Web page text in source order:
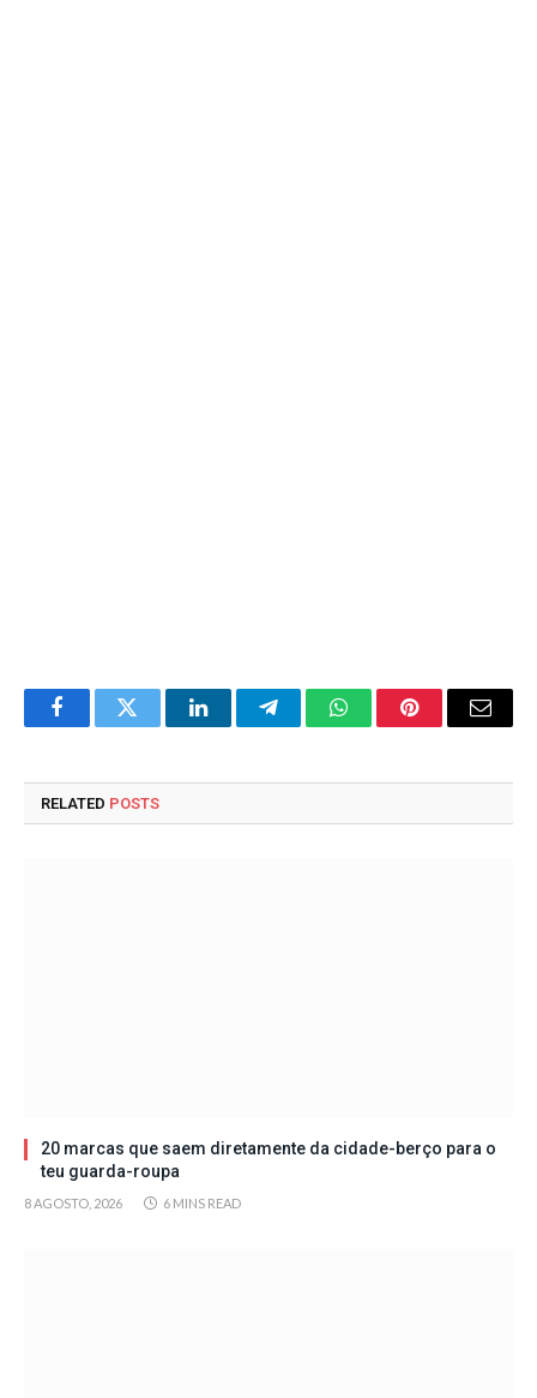
FacebookTwitter LinkedInTelegramWhatsAppPinterestEmail
RELATED POSTS
20 marcas que saem diretamente da cidade-berço para o
teu guarda-roupa
8 AGOSTO, 2026 6 MINS READ